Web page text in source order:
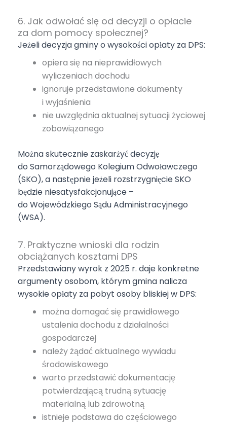
6. Jak odwołać się od decyzji o opłacie
za dom pomocy społecznej?
Jeżeli decyzja gminy o wysokości opłaty za DPS:
opiera się na nieprawidłowych
wyliczeniach dochodu
ignoruje przedstawione dokumenty
i wyjaśnienia
nie uwzględnia aktualnej sytuacji życiowej
zobowiązanego
Można skutecznie zaskarżyć decyzję
do Samorządowego Kolegium Odwoławczego
(SKO), a następnie jeżeli rozstrzygnięcie SKO
będzie niesatysfakcjonujące –
do Wojewódzkiego Sądu Administracyjnego
(WSA).
7. Praktyczne wnioski dla rodzin
obciążanych kosztami DPS
Przedstawiany wyrok z 2025 r. daje konkretne
argumenty osobom, którym gmina nalicza
wysokie opłaty za pobyt osoby bliskiej w DPS:
można domagać się prawidłowego
ustalenia dochodu z działalności
gospodarczej
należy żądać aktualnego wywiadu
środowiskowego
warto przedstawić dokumentację
potwierdzającą trudną sytuację
materialną lub zdrowotną
istnieje podstawa do częściowego